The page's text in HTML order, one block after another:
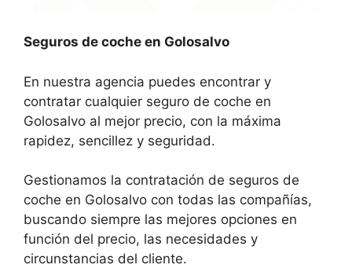
Seguros de coche en Golosalvo
En nuestra agencia puedes encontrar y
contratar cualquier seguro de coche en
Golosalvo al mejor precio, con la máxima
rapidez, sencillez y seguridad.
Gestionamos la contratación de seguros de
coche en Golosalvo con todas las compañías,
buscando siempre las mejores opciones en
función del precio, las necesidades y
circunstancias del cliente.